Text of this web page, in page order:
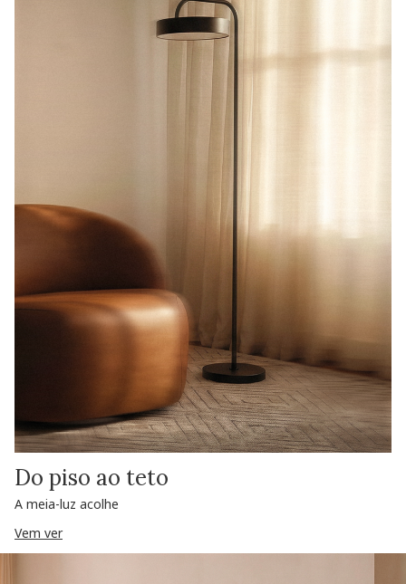
Do piso ao teto
A meia-luz acolhe
Vem ver